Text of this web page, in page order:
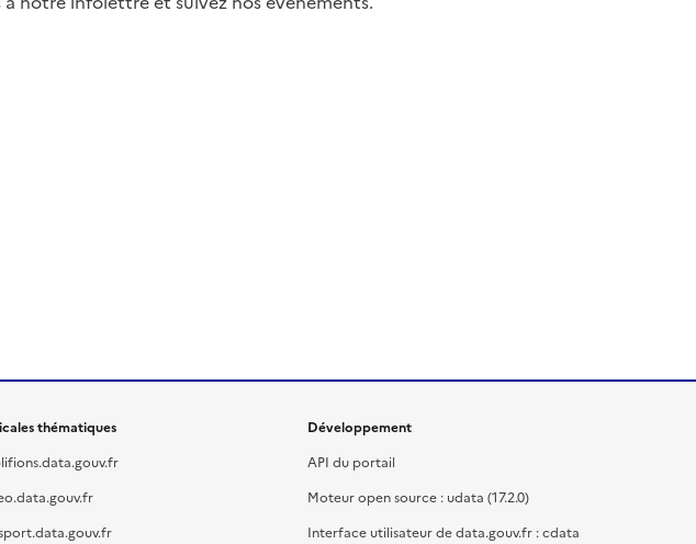
thématiques
Développement
API du portail
Moteur open source : udata (17.2.0)
Interface utilisateur de data.gouv.fr : cdata